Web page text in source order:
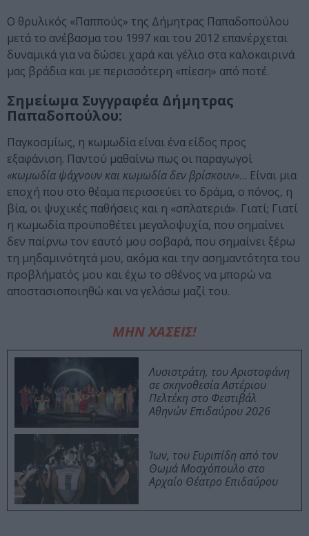
Ο θρυλικός «Παππούς» της Δήμητρας Παπαδοπούλου
μετά το ανέβασμα του 1997 και του 2012 επανέρχεται
δυναμικά για να δώσει χαρά και γέλιο στα καλοκαιρινά
μας βράδια και με περισσότερη «πίεση» από ποτέ.
Σημείωμα Συγγραφέα Δήμητρας
Παπαδοπούλου:
Παγκοσμίως, η κωμωδία είναι ένα είδος προς
εξαφάνιση. Παντού μαθαίνω πως οι παραγωγοί
«κωμωδία ψάχνουν και κωμωδία δεν βρίσκουν»… Είναι μια
εποχή που στο θέαμα περισσεύει το δράμα, ο πόνος, η
βία, οι ψυχικές παθήσεις και η «σπλατεριά». Γιατί; Γιατί
η κωμωδία προϋποθέτει μεγαλοψυχία, που σημαίνει
δεν παίρνω τον εαυτό μου σοβαρά, που σημαίνει ξέρω
τη μηδαμινότητά μου, ακόμα και την ασημαντότητα του
προβλήματός μου και έχω το σθένος να μπορώ να
αποστασιοποιηθώ και να γελάσω μαζί του.
ΜΗΝ ΧΑΣΕΙΣ!
Λυσιστράτη, του Αριστοφάνη
σε σκηνοθεσία Αστέριου
Πελτέκη στο Φεστιβάλ
Αθηνών Επιδαύρου 2026
Ίων, του Ευριπίδη από τον
Θωμά Μοσχόπουλο στο
Αρχαίο Θέατρο Επιδαύρου